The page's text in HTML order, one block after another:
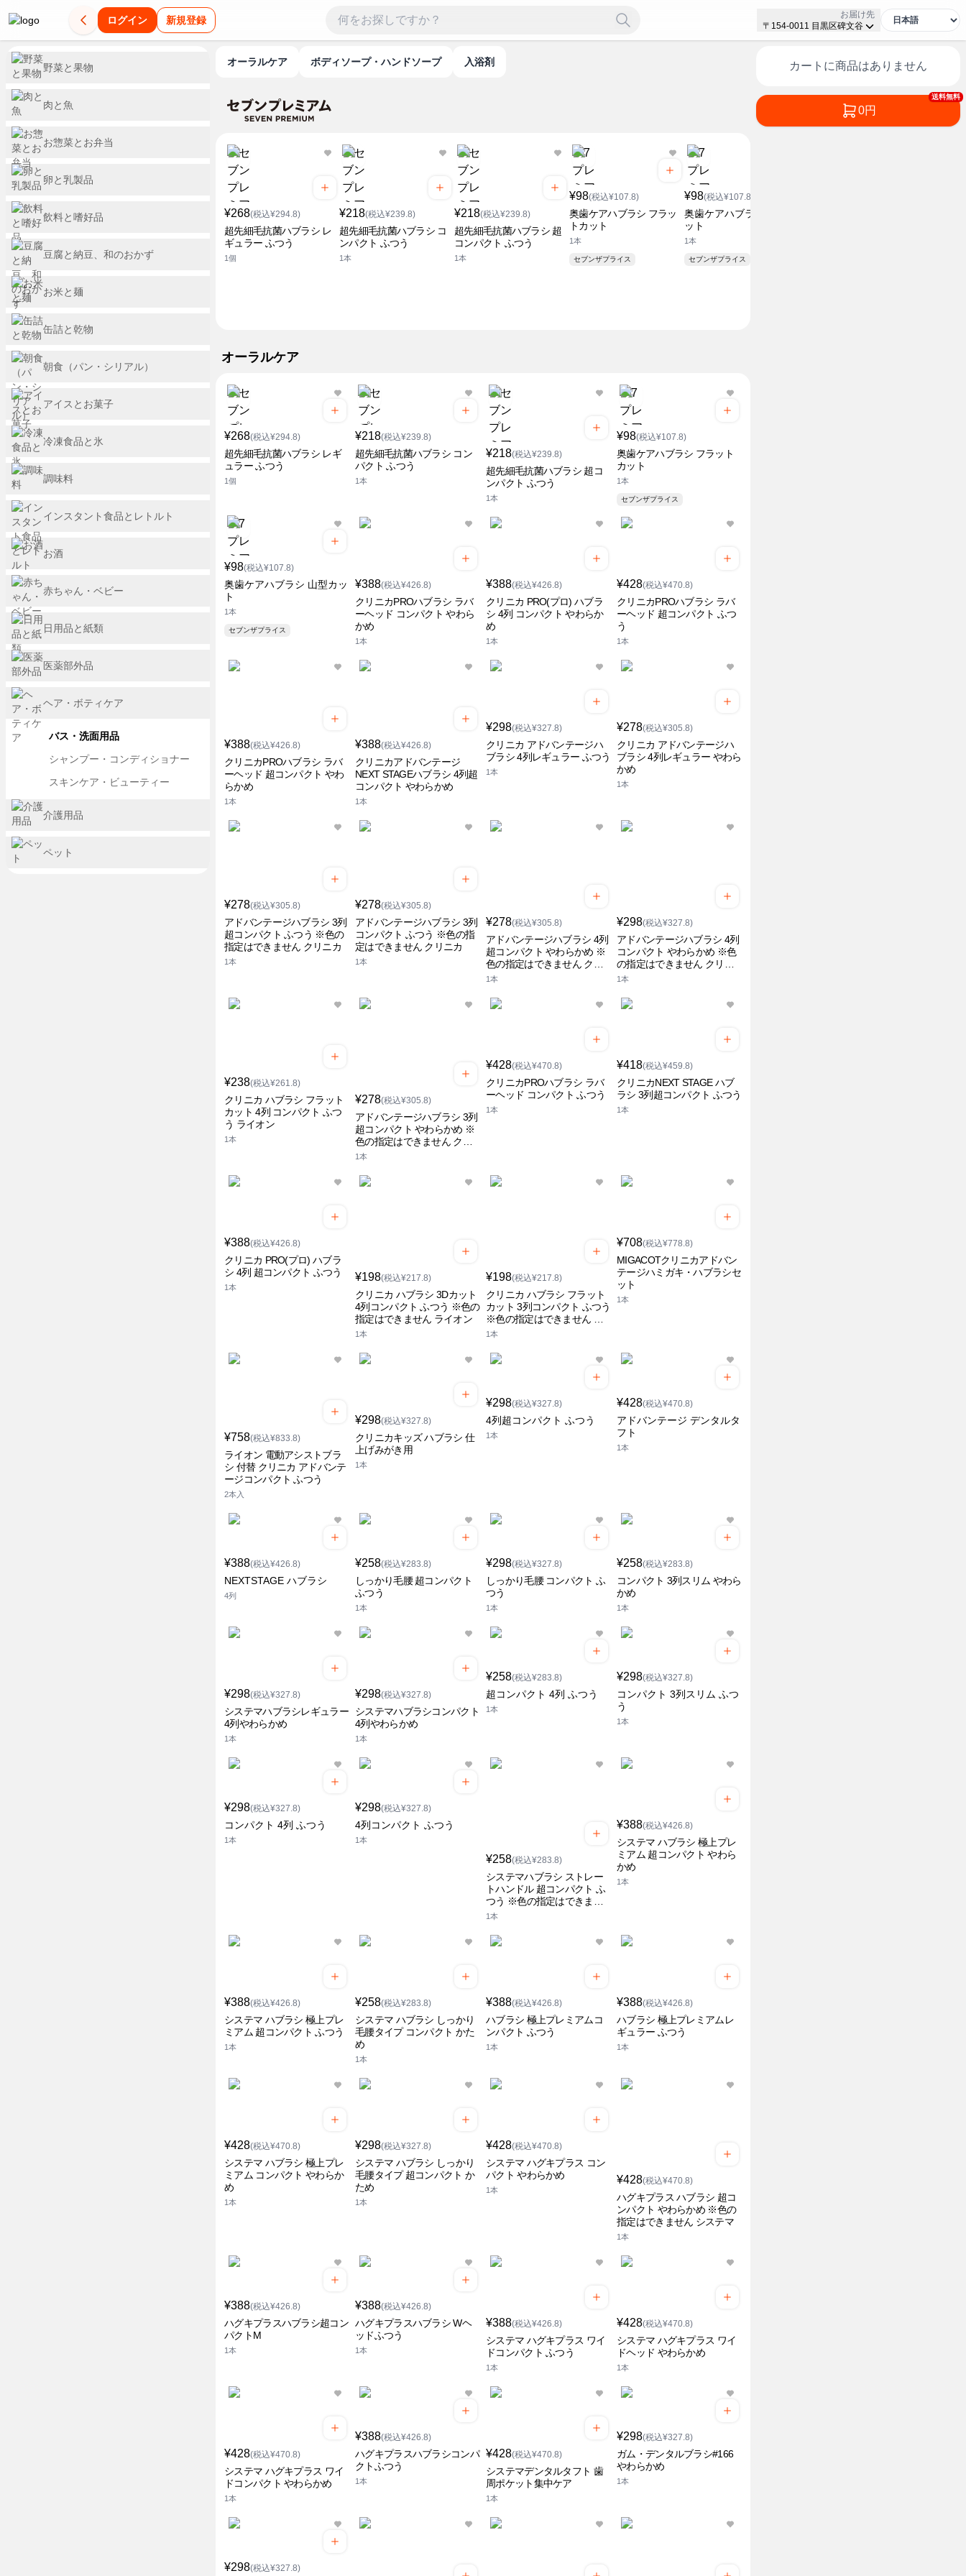
ログイン 新規登録
お届け先
〒154-0011 目黒区碑文谷
オーラルケア ボディソープ・ハンドソープ 入浴剤
¥268(税込¥294.8)
超先細毛抗菌ハブラシ レ
ギュラー ふつう
1個
¥218(税込¥239.8)
超先細毛抗菌ハブラシ コ
ンパクト ふつう
1本
¥218(税込¥239.8)
超先細毛抗菌ハブラシ 超
コンパクト ふつう
1本
¥98(税込¥107.8)
奥歯ケアハブラシ フラッ
トカット
1本
セブンザプライス
¥98(税込¥107.8)
奥歯ケアハブラシ 山型カ
ット
1本
セブンザプライス
オーラルケア
¥268(税込¥294.8)
超先細毛抗菌ハブラシ レギ
ュラー ふつう
1個
¥218(税込¥239.8)
超先細毛抗菌ハブラシ コン
パクト ふつう
1本
¥218(税込¥239.8)
超先細毛抗菌ハブラシ 超コ
ンパクト ふつう
1本
¥98(税込¥107.8)
奥歯ケアハブラシ フラット
カット
1本
セブンザプライス
¥98(税込¥107.8)
奥歯ケアハブラシ 山型カッ
ト
1本
セブンザプライス
¥388(税込¥426.8)
クリニカPROハブラシ ラバ
ーヘッド コンパクト やわら
かめ
1本
¥388(税込¥426.8)
クリニカ PRO(プロ) ハブラ
シ 4列 コンパクト やわらか
め
1本
¥428(税込¥470.8)
クリニカPROハブラシ ラバ
ーヘッド 超コンパクト ふつ
う
1本
¥388(税込¥426.8)
クリニカPROハブラシ ラバ
ーヘッド 超コンパクト やわ
らかめ
1本
¥388(税込¥426.8)
クリニカアドバンテージ
NEXT STAGEハブラシ 4列超
コンパクト やわらかめ
1本
¥298(税込¥327.8)
クリニカ アドバンテージハ
ブラシ 4列レギュラー ふつう
1本
¥278(税込¥305.8)
クリニカ アドバンテージハ
ブラシ 4列レギュラー やわら
かめ
1本
¥278(税込¥305.8)
アドバンテージハブラシ 3列
超コンパクト ふつう ※色の
指定はできません クリニカ
1本
¥278(税込¥305.8)
アドバンテージハブラシ 3列
コンパクト ふつう ※色の指
定はできません クリニカ
1本
¥278(税込¥305.8)
アドバンテージハブラシ 4列
超コンパクト やわらかめ ※
色の指定はできません クリ
ニカ
1本
¥298(税込¥327.8)
アドバンテージハブラシ 4列
コンパクト やわらかめ ※色
の指定はできません クリニ
カ
1本
¥238(税込¥261.8)
クリニカ ハブラシ フラット
カット 4列 コンパクト ふつ
う ライオン
1本
¥278(税込¥305.8)
アドバンテージハブラシ 3列
超コンパクト やわらかめ ※
色の指定はできません クリ
ニカ
1本
¥428(税込¥470.8)
クリニカPROハブラシ ラバ
ーヘッド コンパクト ふつう
1本
¥418(税込¥459.8)
クリニカNEXT STAGE ハブ
ラシ 3列超コンパクト ふつう
1本
¥388(税込¥426.8)
クリニカ PRO(プロ) ハブラ
シ 4列 超コンパクト ふつう
1本
¥198(税込¥217.8)
クリニカ ハブラシ 3Dカット
4列コンパクト ふつう ※色の
指定はできません ライオン
1本
¥198(税込¥217.8)
クリニカ ハブラシ フラット
カット 3列コンパクト ふつう
※色の指定はできません ラ
イオン
1本
¥708(税込¥778.8)
MIGACOTクリニカアドバン
テージハミガキ・ハブラシセ
ット
1本
¥758(税込¥833.8)
ライオン 電動アシストブラ
シ 付替 クリニカ アドバンテ
ージコンパクト ふつう
2本入
¥298(税込¥327.8)
クリニカキッズ ハブラシ 仕
上げみがき用
1本
¥298(税込¥327.8)
4列超コンパクト ふつう
1本
¥428(税込¥470.8)
アドバンテージ デンタルタ
フト
1本
¥388(税込¥426.8)
NEXTSTAGE ハブラシ
4列
¥258(税込¥283.8)
しっかり毛腰 超コンパクト
ふつう
1本
¥298(税込¥327.8)
しっかり毛腰 コンパクト ふ
つう
1本
¥258(税込¥283.8)
コンパクト 3列スリム やわら
かめ
1本
¥298(税込¥327.8)
システマハブラシレギュラー
4列やわらかめ
1本
¥298(税込¥327.8)
システマハブラシコンパクト
4列やわらかめ
1本
¥258(税込¥283.8)
超コンパクト 4列 ふつう
1本
¥298(税込¥327.8)
コンパクト 3列スリム ふつ
う
1本
¥298(税込¥327.8)
コンパクト 4列 ふつう
1本
¥298(税込¥327.8)
4列コンパクト ふつう
1本
¥258(税込¥283.8)
システマハブラシ ストレー
トハンドル 超コンパクト ふ
つう ※色の指定はできませ
ん デンター
1本
¥388(税込¥426.8)
システマ ハブラシ 極上プレ
ミアム 超コンパクト やわら
かめ
1本
¥388(税込¥426.8)
システマ ハブラシ 極上プレ
ミアム 超コンパクト ふつう
1本
¥258(税込¥283.8)
システマ ハブラシ しっかり
毛腰タイプ コンパクト かた
め
1本
¥388(税込¥426.8)
ハブラシ 極上プレミアムコ
ンパクト ふつう
1本
¥388(税込¥426.8)
ハブラシ 極上プレミアムレ
ギュラー ふつう
1本
¥428(税込¥470.8)
システマ ハブラシ 極上プレ
ミアム コンパクト やわらか
め
1本
¥298(税込¥327.8)
システマ ハブラシ しっかり
毛腰タイプ 超コンパクト か
ため
1本
¥428(税込¥470.8)
システマ ハグキプラス コン
パクト やわらかめ
1本
¥428(税込¥470.8)
ハグキプラス ハブラシ 超コ
ンパクト やわらかめ ※色の
指定はできません システマ
1本
¥388(税込¥426.8)
ハグキプラスハブラシ超コン
パクトM
1本
¥388(税込¥426.8)
ハグキプラスハブラシ Wヘ
ッドふつう
1本
¥388(税込¥426.8)
システマ ハグキプラス ワイ
ドコンパクト ふつう
1本
¥428(税込¥470.8)
システマ ハグキプラス ワイ
ドヘッド やわらかめ
1本
¥428(税込¥470.8)
システマ ハグキプラス ワイ
ドコンパクト やわらかめ
1本
¥388(税込¥426.8)
ハグキプラスハブラシコンパ
クトふつう
1本
¥428(税込¥470.8)
システマデンタルタフト 歯
周ポケット集中ケア
1本
¥298(税込¥327.8)
ガム・デンタルブラシ#166
やわらかめ
1本
¥298(税込¥327.8)
カートに商品はありません
送料無料
0円
野菜と果物
肉と魚
お惣菜とお弁当
卵と乳製品
飲料と嗜好品
豆腐と納豆、和のおかず
お米と麺
缶詰と乾物
朝食（パン・シリアル）
アイスとお菓子
冷凍食品と氷
調味料
インスタント食品とレトルト
お酒
赤ちゃん・ベビー
日用品と紙類
医薬部外品
ヘア・ボティケア
バス・洗面用品
シャンプー・コンディショナー
スキンケア・ビューティー
介護用品
ペット